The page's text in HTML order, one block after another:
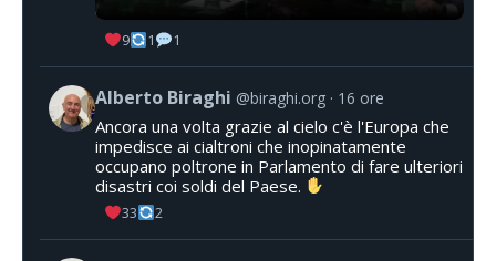
9 1 1
Alberto Biraghi @biraghi.org 16 ore
Ancora una volta grazie al cielo c'è l'Europa che
impedisce ai cialtroni che inopinatamente
occupano poltrone in Parlamento di fare ulteriori
disastri coi soldi del Paese.
33 2